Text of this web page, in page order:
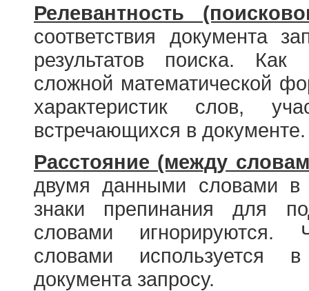
Релевантность
соответствия документа
результатов поиска.
сложной математической
характеристик слов,
встречающихся в документе.
Расстояние (между
двумя данными словами в
знаки препинания для
словами игнорируются.
словами используется в
документа запросу.